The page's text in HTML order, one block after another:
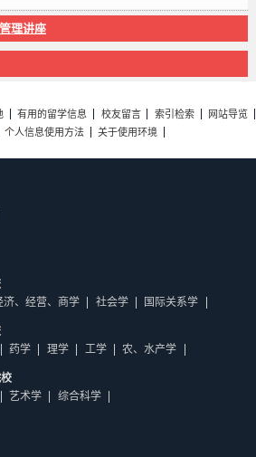
理讲座
有用的留学信息 校友留言 索引检索
网站导览
个人信息使用方法 关于使用环境
济、经营、商学 社会学 国际关系学
药学 理学 工学 农、水产学
艺术学 综合科学